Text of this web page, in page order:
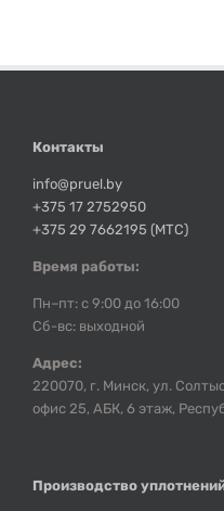
Контакты
info@pruel.by
+375 17 2752950
+375 29 7662195 (МТС)
Время работы:
Пн–пт: с 9:00 до 16:00
Сб-вс: выходной
Адрес:
220070, г. Минск, ул.
офис 25, АБК, 6 этаж,
Производство